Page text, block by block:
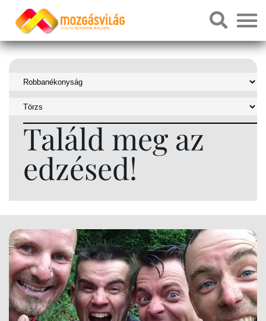
Találd meg az
edzésed!